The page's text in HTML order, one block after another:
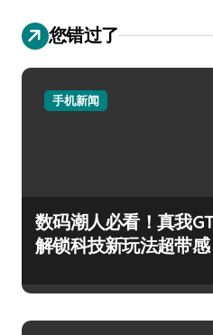
您错过了
手机新闻
数码潮人必看！真我
解锁科技新玩法超带感